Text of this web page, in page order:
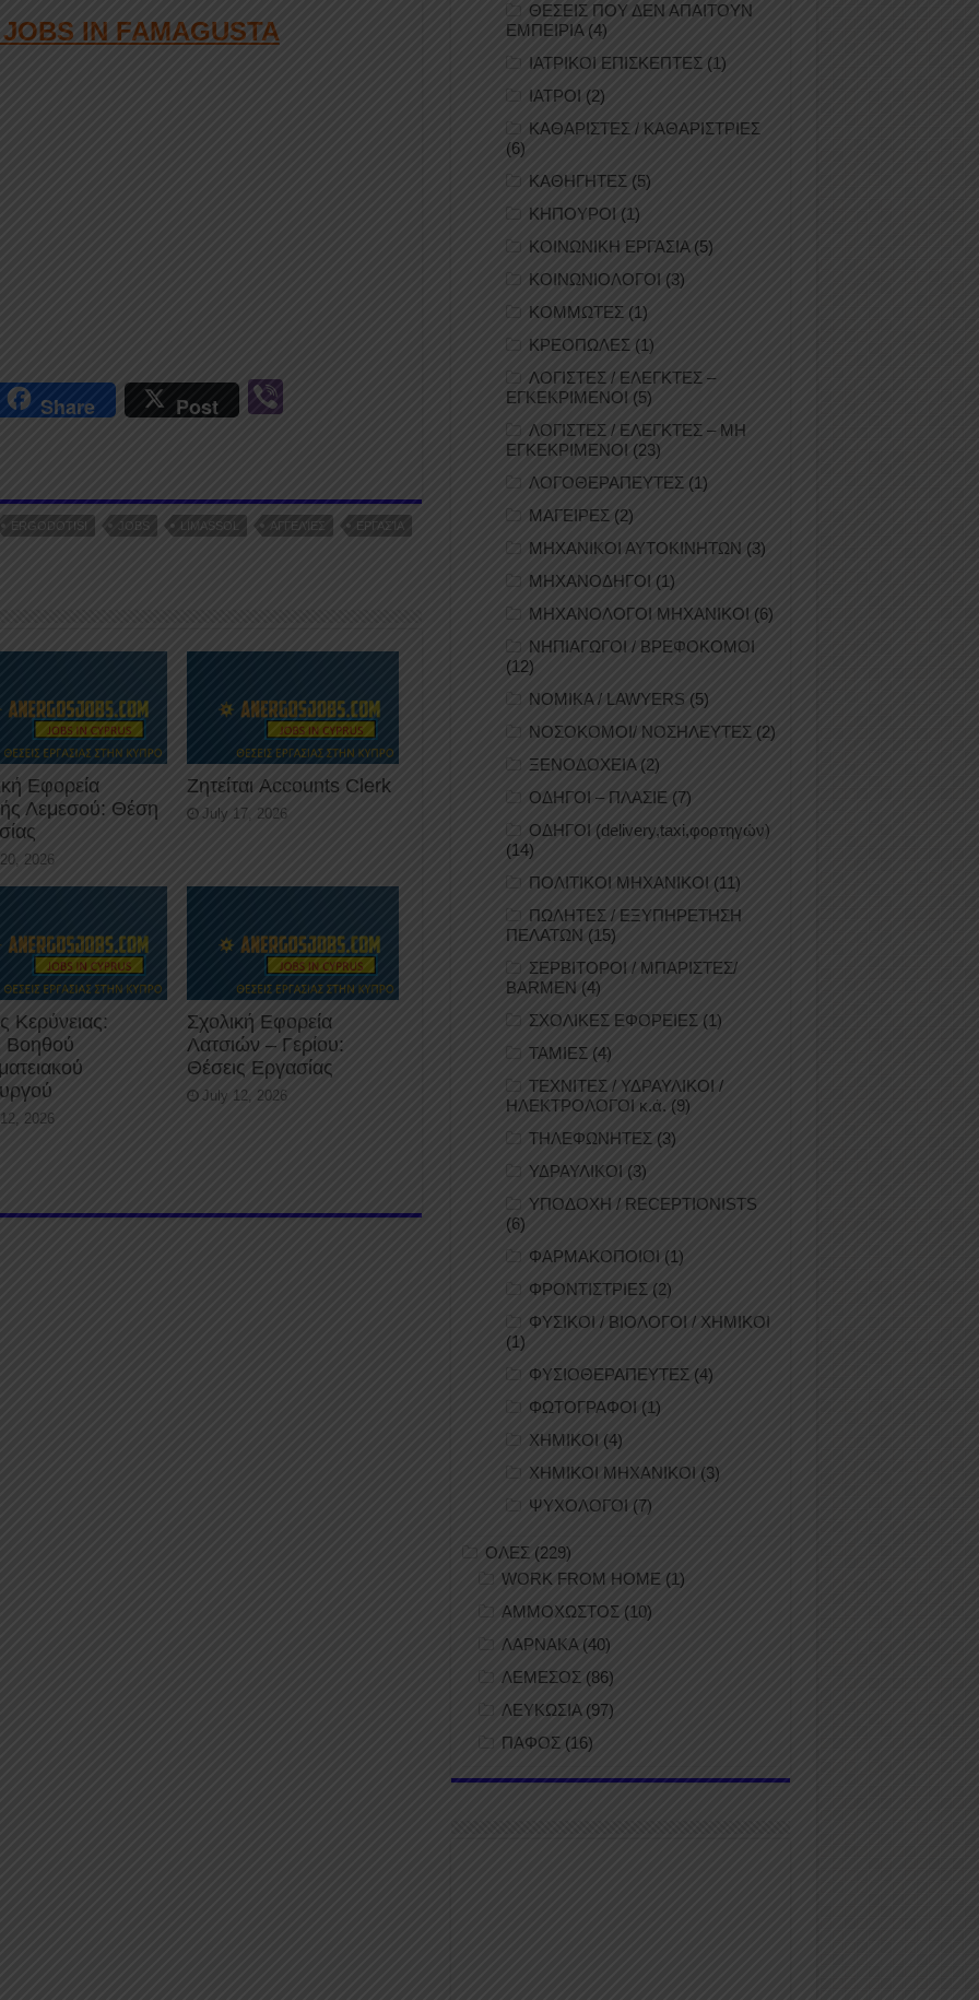
IN FAMAGUSTA
Share Post
ERGODOTISI JOBS LIMASSOL ΑΓΓΕΛΊΕΣ
ΕΡΓΑΣΊΑ
Εφορεία
Λεμεσού: Θέση
2026
Ζητείται Accounts Clerk
July 17, 2026
Κερύνειας:
Βοηθού
2026
Σχολική Εφορεία
Λατσιών – Γερίου:
Θέσεις Εργασίας
July 12, 2026
ΘΕΣΕΙΣ ΠΟΥ ΔΕΝ ΑΠΑΙΤΟΥΝ
ΕΜΠΕΙΡΙΑ(4)
ΙΑΤΡΙΚΟΙ ΕΠΙΣΚΕΠΤΕΣ (1)
ΙΑΤΡΟΙ (2)
ΚΑΘΑΡΙΣΤΕΣ / ΚΑΘΑΡΙΣΤΡΙΕΣ
(6)
ΚΑΘΗΓΗΤΕΣ (5)
ΚΗΠΟΥΡΟΙ (1)
ΚΟΙΝΩΝΙΚΗ ΕΡΓΑΣΙΑ(5)
ΚΟΙΝΩΝΙΟΛΟΓΟΙ (3)
ΚΟΜΜΩΤΕΣ (1)
ΚΡΕΟΠΩΛΕΣ (1)
ΛΟΓΙΣΤΕΣ / ΕΛΕΓΚΤΕΣ –
ΕΓΚΕΚΡΙΜΕΝΟΙ (5)
ΛΟΓΙΣΤΕΣ / ΕΛΕΓΚΤΕΣ – ΜΗ
ΕΓΚΕΚΡΙΜΕΝΟΙ (23)
ΛΟΓΟΘΕΡΑΠΕΥΤΕΣ (1)
ΜΑΓΕΙΡΕΣ (2)
ΜΗΧΑΝΙΚΟΙ ΑΥΤΟΚΙΝΗΤΩΝ (3)
ΜΗΧΑΝΟΔΗΓΟΙ (1)
ΜΗΧΑΝΟΛΟΓΟΙ ΜΗΧΑΝΙΚΟΙ (6)
ΝΗΠΙΑΓΩΓΟΙ / ΒΡΕΦΟΚΟΜΟΙ
(12)
ΝΟΜΙΚΑ / LAWYERS (5)
ΝΟΣΟΚΟΜΟΙ/ ΝΟΣΗΛΕΥΤΕΣ (2)
ΞΕΝΟΔΟΧΕΙΑ(2)
ΟΔΗΓΟΙ – ΠΛΑΣΙΕ (7)
ΟΔΗΓΟΙ (delivery,taxi,φορτηγών)
(14)
ΠΟΛΙΤΙΚΟΙ ΜΗΧΑΝΙΚΟΙ (11)
ΠΩΛΗΤΕΣ / ΕΞΥΠΗΡΕΤΗΣΗ
ΠΕΛΑΤΩΝ (15)
ΣΕΡΒΙΤΟΡΟΙ / ΜΠΑΡΙΣΤΕΣ/
BARMEN (4)
ΣΧΟΛΙΚΕΣ ΕΦΟΡΕΙΕΣ (1)
ΤΑΜΙΕΣ (4)
ΤΕΧΝΙΤΕΣ / ΥΔΡΑΥΛΙΚΟΙ /
ΗΛΕΚΤΡΟΛΟΓΟΙ κ.ά. (9)
ΤΗΛΕΦΩΝΗΤΕΣ (3)
ΥΔΡΑΥΛΙΚΟΙ (3)
ΥΠΟΔΟΧΗ / RECEPTIONISTS
(6)
ΦΑΡΜΑΚΟΠΟΙΟΙ (1)
ΦΡΟΝΤΙΣΤΡΙΕΣ (2)
ΦΥΣΙΚΟΙ / ΒΙΟΛΟΓΟΙ / ΧΗΜΙΚΟΙ
(1)
ΦΥΣΙΟΘΕΡΑΠΕΥΤΕΣ (4)
ΦΩΤΟΓΡΑΦΟΙ (1)
ΧΗΜΙΚΟΙ (4)
ΧΗΜΙΚΟΙ ΜΗΧΑΝΙΚΟΙ (3)
ΨΥΧΟΛΟΓΟΙ (7)
ΟΛΕΣ (229)
WORK FROM HOME (1)
ΑΜΜΟΧΩΣΤΟΣ (10)
ΛΑΡΝΑΚΑ (40)
ΛΕΜΕΣΟΣ (86)
ΛΕΥΚΩΣΙΑ(97)
ΠΑΦΟΣ (16)